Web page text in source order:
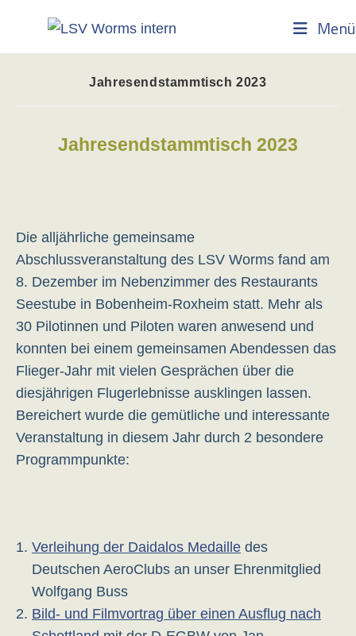
Menü
Jahresendstammtisch 2023
Jahresendstammtisch 2023
Die alljährliche gemeinsame
Abschlussveranstaltung des LSV Worms fand am
8. Dezember im Nebenzimmer des Restaurants
Seestube in Bobenheim-Roxheim statt. Mehr als
30 Pilotinnen und Piloten waren anwesend und
konnten bei einem gemeinsamen Abendessen das
Flieger-Jahr mit vielen Gesprächen über die
diesjährigen Flugerlebnisse ausklingen lassen.
Bereichert wurde die gemütliche und interessante
Veranstaltung in diesem Jahr durch 2 besondere
Programmpunkte:
Verleihung der Daidalos Medaille des
Deutschen AeroClubs an unser Ehrenmitglied
Wolfgang Buss
Bild- und Filmvortrag über einen Ausflug nach